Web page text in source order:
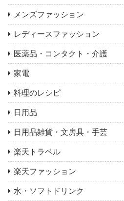
メンズファッション
レディースファッション
医薬品・コンタクト・介護
家電
料理のレシピ
日用品
日用品雑貨・文房具・手芸
楽天トラベル
楽天ファッション
水・ソフトドリンク